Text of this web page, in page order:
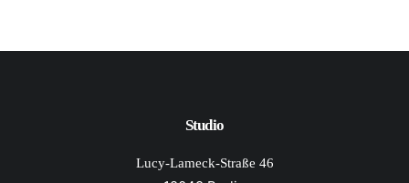
Studio
Lucy-Lameck-Straße 46